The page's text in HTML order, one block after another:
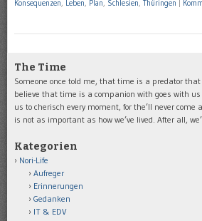
Konsequenzen, Leben, Plan, Schlesien, Thüringen
The Time
Someone once told me, that time is a predator
believe that time is a companion with goes with
us to cherisch every moment, for the’ll never come
is not as important as how we’ve lived. After all,
Kategorien
Nori-Life
Aufreger
Erinnerungen
Gedanken
IT & EDV